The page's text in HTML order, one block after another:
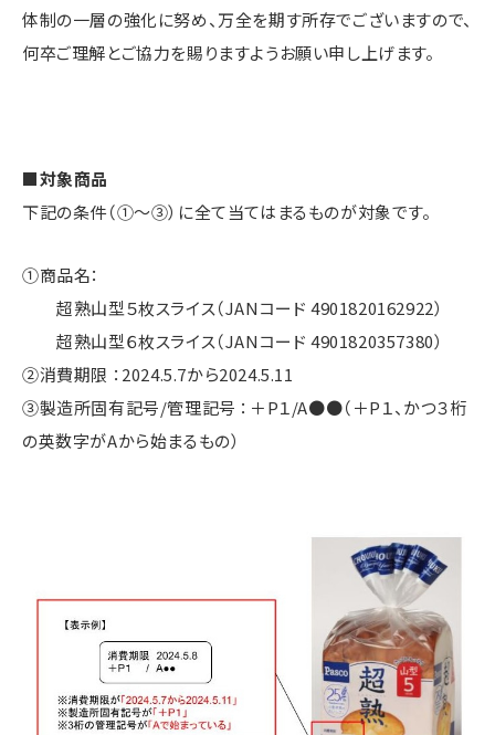
体制の一層の強化に努め、万全を期す所存でございますので、
何卒ご理解とご協力を賜りますようお願い申し上げます。
■対象商品
下記の条件（①～③）に全て当てはまるものが対象です。
①商品名：
超熟山型５枚スライス（JANコード 4901820162922）
超熟山型６枚スライス（JANコード 4901820357380）
②消費期限 ：2024.5.7から2024.5.11
③製造所固有記号/管理記号 ：＋P１/A●●（＋P１、かつ３桁
の英数字がAから始まるもの）